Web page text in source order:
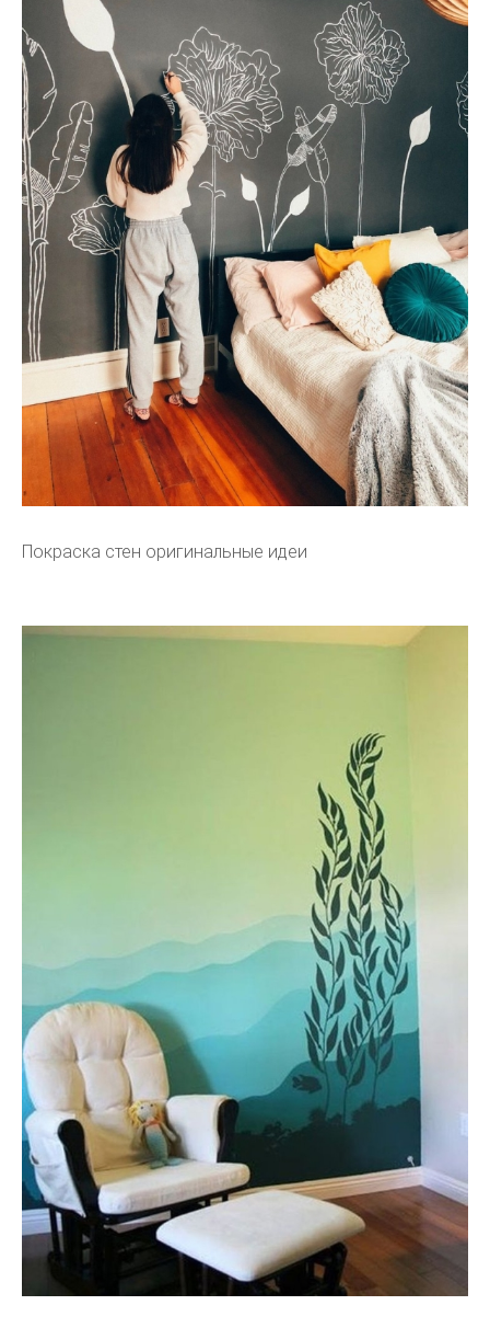
Покраска стен оригинальные идеи